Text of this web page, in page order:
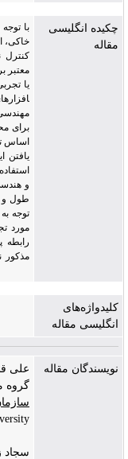
چکیده انگلیسی
مقاله
با توجه
خاکی،
کنترل
معتبر
مهندسی
برای
اساس
و هندسی
طول و
توجه به
رابطه
مذکور
کلیدواژه‌های
انگلیسی مقاله
نویسندگان مقاله
علی
گروه
سجاد